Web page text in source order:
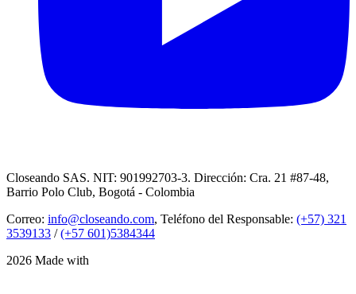
Closeando SAS. NIT: 901992703-3. Dirección: Cra. 21 #87-48,
Barrio Polo Club, Bogotá - Colombia
Correo: info@closeando.com, Teléfono del Responsable: (+57) 321
3539133 /(+57 601)5384344
2026 Made with